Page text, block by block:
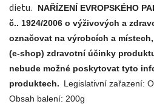
dietu.
NAŘÍZENÍ EVROPSKÉHO
č.. 1924/2006 o výživových a
označovat na výrobcích a
(e-shop) zdravotní účinky
nebude možné poskytovat tyto
produktech. Legislativní zařazení:
Obsah balení: 200g